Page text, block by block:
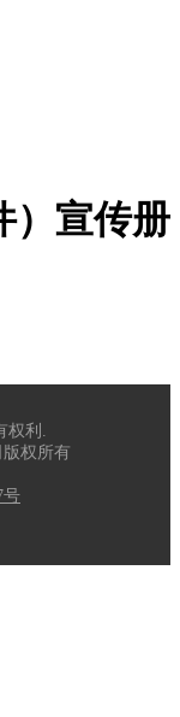
）宣传册
利.
权所有
号